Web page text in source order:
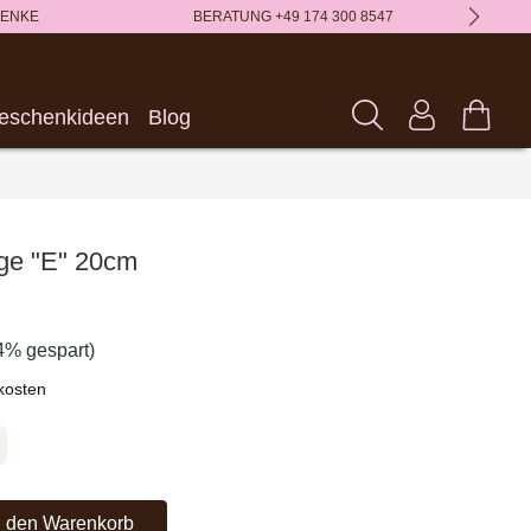
BERATUNG +49 174 300 8547
Blog
"E" 20cm
gespart)
Wert ein oder benutze die Schaltflächen um die Anzahl zu
den Warenkorb